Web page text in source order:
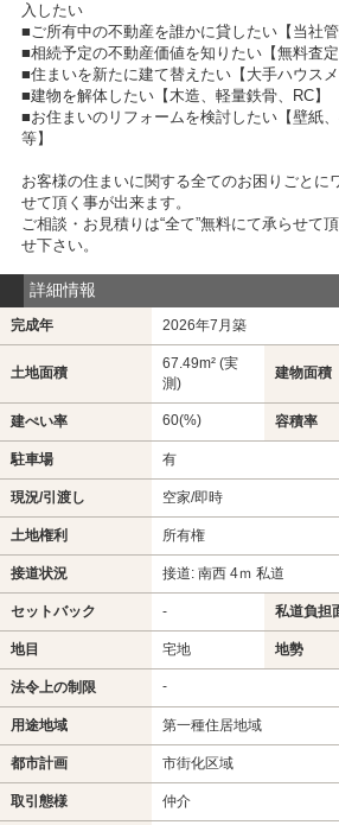
入したい
■ご所有中の不動産を誰かに貸したい【当社管
■相続予定の不動産価値を知りたい【無料査定
■住まいを新たに建て替えたい【大手ハウスメ
■建物を解体したい【木造、軽量鉄骨、RC】
■お住まいのリフォームを検討したい【壁紙
等】
お客様の住まいに関する全てのお困りごとに
せて頂く事が出来ます。
ご相談・お見積りは“全て”無料にて承らせて
せ下さい。
詳細情報
完成年 2026年7月築
土地面積
67.49m² (実
測)
建物面積
建ぺい率 60(%) 容積率
駐車場 有
現況/引渡し 空家/即時
土地権利 所有権
接道状況 接道: 南西 4ｍ 私道
セットバック - 私道負担
地目 宅地 地勢
法令上の制限 -
用途地域 第一種住居地域
都市計画 市街化区域
取引態様 仲介